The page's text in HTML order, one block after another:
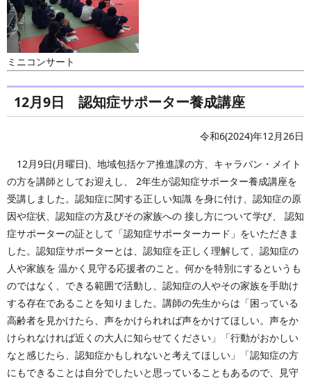
ミニコンサート
12月9日 認知症サポーター養成講座
令和6(2024)年12月26日
12月9日(月曜日)、地域包括ケア推進課の方、キャラバン・メイト
の方を講師としてお迎えし、 2年生が認知症サポーター養成講座を
受講しました。認知症に関する正しい知識 を身に付け、認知症の原
因や症状、認知症の方及びその家族への 接し方について学び、 認知
症サポーターの証として「認知症サポーターカード」をいただきま
した。認知症サポーターとは、認知症を正しく理解して、認知症の
人や家族を 温かく見守る応援者のこと。何かを特別にするというも
のではなく、できる範囲で活動し、認知症の人やその家族を手助け
する存在であることを知りました。講師の先生からは「困っている
高齢者を見かけたら、声をかけられれば声をかけてほしい。声をか
けられなければ近くの大人に知らせてください」「行動がおかしい
なと感じたら、認知症かもしれないと考えてほしい」「認知症の方
にもできることは自分でしたいと思っていることもあるので、見守